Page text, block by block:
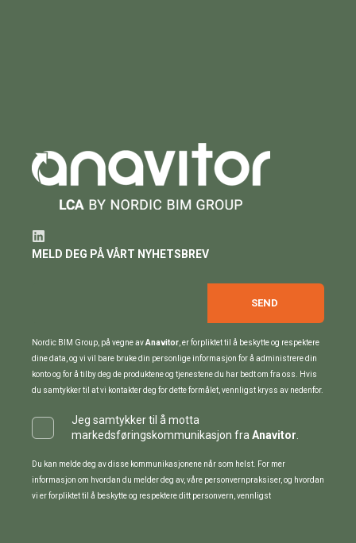
MELD DEG PÅ VÅRT NYHETSBREV
Nordic BIM Group, på vegne avAnavitor , er forpliktet til å beskytte og respektere
dine data, og vi vil bare bruke din personlige informasjon for å administrere din
konto og for å tilby deg de produktene og tjenestene du har bedt om fra oss. Hvis
du samtykker til at vi kontakter deg for dette formålet, vennligst kryss av nedenfor.
Jeg samtykker til å motta
markedsføringskommunikasjon fra Anavitor
Du kan melde deg av disse kommunikasjonene når som helst. For mer
informasjon om hvordan du melder deg av, våre personvernpraksiser, og hvordan
vi er forpliktet til å beskytte og respektere ditt personvern, vennligst